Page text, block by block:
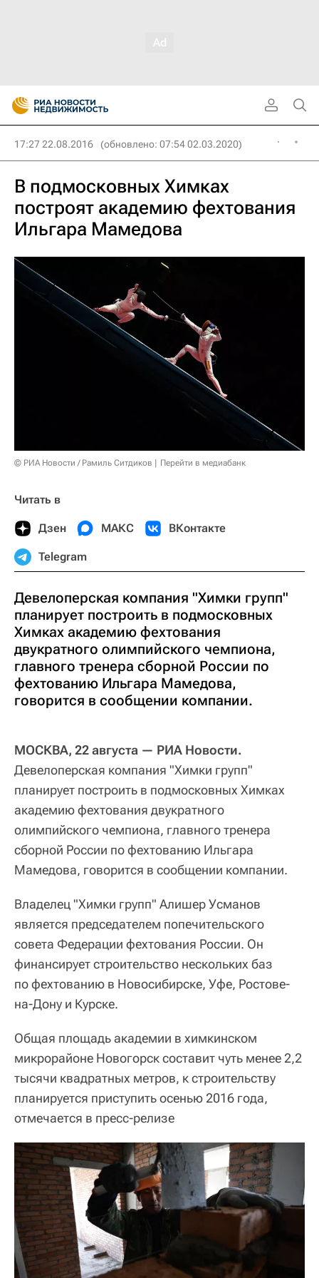
17:27 22.08.2016 (обновлено: 07:54 02.03.2020)
В подмосковных Химках
построят академию фехтования
Ильгара Мамедова
© РИА Новости / Рамиль Ситдиков Перейти в медиабанк
Читать в
Дзен МАКС ВКонтакте
Telegram
Девелоперская компания "Химки групп"
планирует построить в подмосковных
Химках академию фехтования
двукратного олимпийского чемпиона,
главного тренера сборной России по
фехтованию Ильгара Мамедова,
говорится в сообщении компании.
МОСКВА, 22 августа — РИА Новости.
Девелоперская компания "Химки групп"
планирует построить в подмосковных Химках
академию фехтования двукратного
олимпийского чемпиона, главного тренера
сборной России по фехтованию Ильгара
Мамедова, говорится в сообщении компании.
Владелец "Химки групп" Алишер Усманов
является председателем попечительского
совета Федерации фехтования России. Он
финансирует строительство нескольких баз
по фехтованию в Новосибирске, Уфе, Ростове-
на-Дону и Курске.
Общая площадь академии в химкинском
микрорайоне Новогорск составит чуть менее 2,2
тысячи квадратных метров, к строительству
планируется приступить осенью 2016 года,
отмечается в пресс-релизе